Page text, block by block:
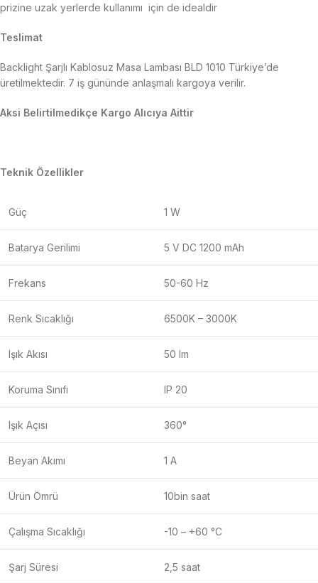
prizine uzak yerlerde kullanımı için de idealdir
Teslimat
Backlight Şarjlı Kablosuz Masa Lambası BLD 1010 Türkiye’de
üretilmektedir. 7 iş gününde anlaşmalı kargoya verilir.
Aksi Belirtilmedikçe Kargo Alıcıya Aittir
Teknik Özellikler
Güç 1 W
Batarya Gerilimi 5 V DC 1200 mAh
Frekans 50-60 Hz
Renk Sıcaklığı 6500K – 3000K
Işık Akısı 50 lm
Koruma Sınıfı IP 20
Işık Açısı 360°
Beyan Akımı 1 A
Ürün Ömrü 10bin saat
Çalışma Sıcaklığı -10 – +60 °C
Şarj Süresi 2,5 saat